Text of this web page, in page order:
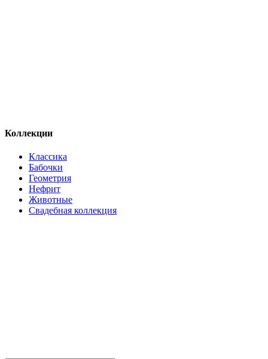
Коллекции
Классика
Бабочки
Геометрия
Нефрит
Животные
Свадебная коллекция